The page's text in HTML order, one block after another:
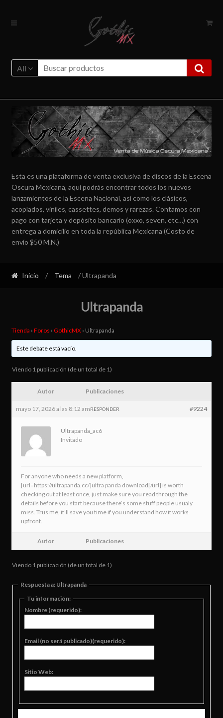
Ir
Ir
All
Esta es una plataforma de venta exclusiva de discos de la Escena
Oscura Mexicana, aquí podrás encontrar todos los nuevos
lanzamientos de la Escena Nacional, así como los clásicos,
acoplados, viniles, cassettes, demos y rarezas. Contamos con
pago con tarjeta y depósito bancario (oxxo, seven, etc…) con
entrega a domicilio en toda la república Mexicana (Costo de
envío $50 M.N.)
Inicio / Tema / Ultrapanda
Ultrapanda
Tienda › Foros › GothicMX › Ultrapanda
Este debate está vacío.
Viendo 1 publicación (de un total de 1)
Autor Publicaciones
mayo 17, 2026 a las 8:12 am #9224
RESPONDER
Ultrapanda_ac6
Invitado
For anyone who needs a new platform,
[url=https://ultrapanda.cc/]ultra panda download[/url] is worth
checking out at least once, just make sure you read through the
details before you start because there’s some stuff people usualy
miss. Trus me, it’ll save you time if you understand how it works
upfront.
Autor Publicaciones
Viendo 1 publicación (de un total de 1)
Respuesta a: Ultrapanda
Tu información:
Nombre (requerido):
Email (no será publicado)(requerido):
Sitio Web: